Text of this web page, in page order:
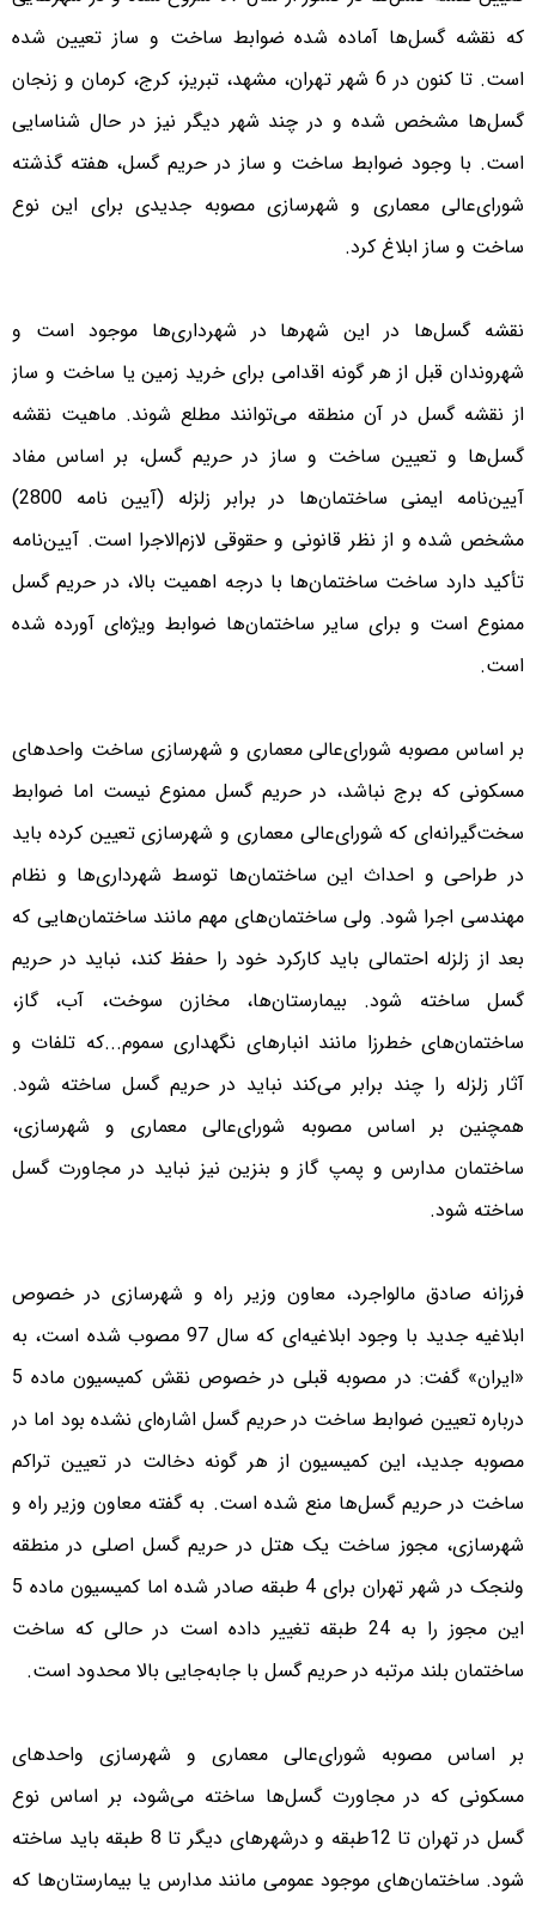
که نقشه گسل‌ها آماده شده ضوابط ساخت و ساز تعیین شده
است. تا کنون در 6 شهر تهران، مشهد، تبریز، کرج، کرمان و زنجان
گسل‌ها مشخص شده و در چند شهر دیگر نیز در حال شناسایی
است. با وجود ضوابط ساخت و ساز در حریم گسل، هفته گذشته
شورای‌عالی معماری و شهرسازی مصوبه جدیدی برای این نوع
ساخت و ساز ابلاغ کرد.
نقشه گسل‌ها در این شهرها در شهرداری‌ها موجود است و
شهروندان قبل از هر گونه اقدامی برای خرید زمین یا ساخت و ساز
از نقشه گسل در آن منطقه می‌توانند مطلع شوند. ماهیت نقشه
گسل‌ها و تعیین ساخت و ساز در حریم گسل، بر اساس مفاد
آیین‌نامه ایمنی ساختمان‌ها در برابر زلزله (آیین نامه 2800)
مشخص شده و از نظر قانونی و حقوقی لازم‌الاجرا است. آیین‌نامه
تأکید دارد ساخت ساختمان‌ها با درجه اهمیت بالا، در حریم گسل
ممنوع است و برای سایر ساختمان‌ها ضوابط ویژه‌ای آورده شده
است.
بر اساس مصوبه شورای‌عالی معماری و شهرسازی ساخت واحدهای
مسکونی که برج نباشد، در حریم گسل ممنوع نیست اما ضوابط
سخت‌گیرانه‌ای که شورای‌عالی معماری و شهرسازی تعیین کرده باید
در طراحی و احداث این ساختمان‌ها توسط شهرداری‌ها و نظام
مهندسی اجرا شود. ولی ساختمان‌های مهم مانند ساختمان‌هایی که
بعد از زلزله احتمالی باید کارکرد خود را حفظ کند، نباید در حریم
گسل ساخته شود. بیمارستان‌ها، مخازن سوخت، آب، گاز،
ساختمان‌های خطرزا مانند انبارهای نگهداری سموم...که تلفات و
آثار زلزله را چند برابر می‌کند نباید در حریم گسل ساخته شود.
همچنین بر اساس مصوبه شورای‌عالی معماری و شهرسازی،
ساختمان مدارس و پمپ گاز و بنزین نیز نباید در مجاورت گسل
ساخته شود.
فرزانه صادق مالواجرد، معاون وزیر راه و شهرسازی در خصوص
ابلاغیه جدید با وجود ابلاغیه‌ای که سال 97 مصوب شده است، به
«ایران» گفت: در مصوبه قبلی در خصوص نقش کمیسیون ماده 5
درباره تعیین ضوابط ساخت در حریم گسل اشاره‌ای نشده بود اما در
مصوبه جدید، این کمیسیون از هر گونه دخالت در تعیین تراکم
ساخت در حریم گسل‌ها منع شده است. به گفته معاون وزیر راه و
شهرسازی، مجوز ساخت یک هتل در حریم گسل اصلی در منطقه
ولنجک در شهر تهران برای 4 طبقه صادر شده اما کمیسیون ماده 5
این مجوز را به 24 طبقه تغییر داده است در حالی که ساخت
ساختمان بلند مرتبه در حریم گسل با جابه‌جایی بالا محدود است.
بر اساس مصوبه شورای‌عالی معماری و شهرسازی واحدهای
مسکونی که در مجاورت گسل‌ها ساخته می‌شود، بر اساس نوع
گسل در تهران تا 12طبقه و درشهرهای دیگر تا 8 طبقه باید ساخته
شود. ساختمان‌های موجود عمومی مانند مدارس یا بیمارستان‌ها که